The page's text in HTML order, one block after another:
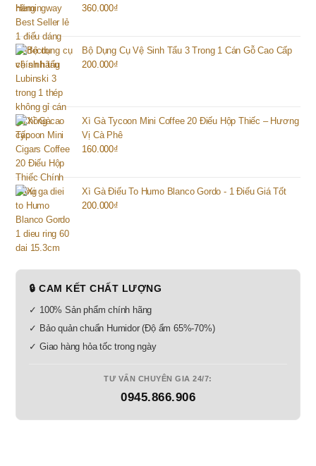
360.000₫
Bộ Dụng Cụ Vệ Sinh Tẩu 3 Trong 1 Cán Gỗ Cao Cấp
200.000₫
Xì Gà Tycoon Mini Coffee 20 Điếu Hộp Thiếc – Hương
Vị Cà Phê
160.000₫
Xì Gà Điếu To Humo Blanco Gordo - 1 Điếu Giá Tốt
200.000₫
🔒 CAM KẾT CHẤT LƯỢNG
✓ 100% Sản phẩm chính hãng
✓ Bảo quản chuẩn Humidor (Độ ẩm 65%-70%)
✓ Giao hàng hỏa tốc trong ngày
TƯ VẤN CHUYÊN GIA 24/7:
0945.866.906